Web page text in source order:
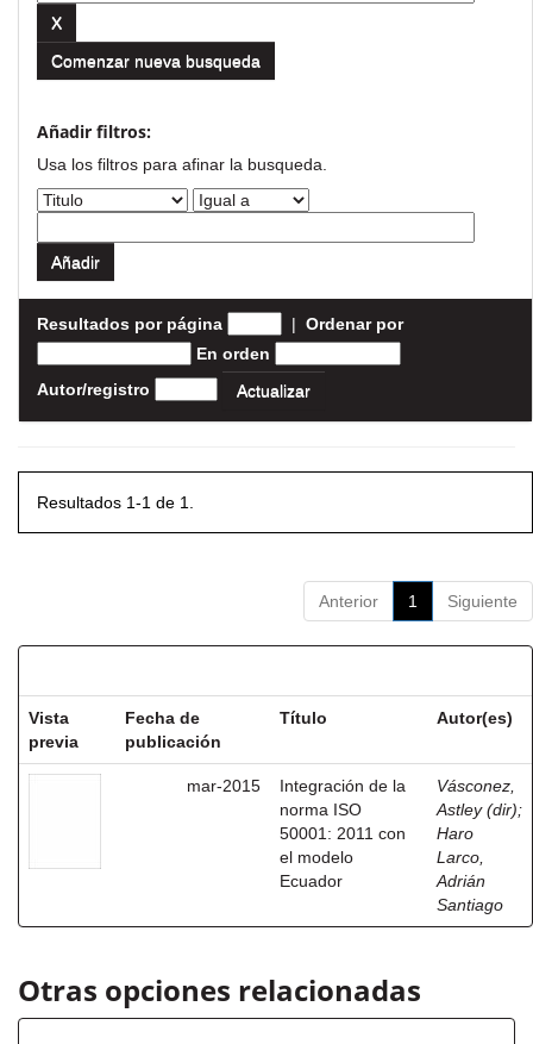
Comenzar nueva busqueda
Añadir filtros:
Usa los filtros para afinar la busqueda.
Resultados por página | Ordenar por
En orden
Autor/registro
Resultados 1-1 de 1.
Anterior 1 Siguiente
Vista
previa
Fecha de
publicación
Título Autor(es)
mar-2015
Integración de la
norma ISO
50001: 2011 con
el modelo
Ecuador
Vásconez,
Astley (dir);
Haro
Larco,
Adrián
Santiago
Otras opciones relacionadas